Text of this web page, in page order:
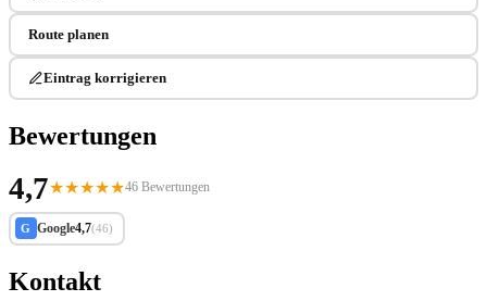
Route planen
Eintrag korrigieren
Bewertungen
4,7★★★★★46 Bewertungen
G Google4,7(46)
Kontakt